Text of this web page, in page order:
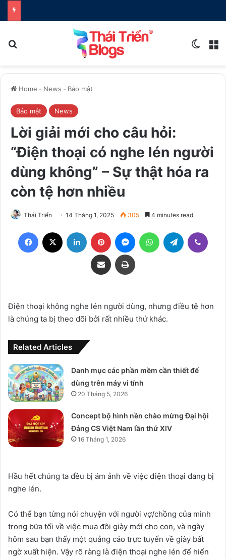
Home - News - Bảo mật
Bảo mật News
Lời giải mới cho câu hỏi:
“Điện thoại có nghe lén người
dùng không” – Sự thật hóa ra
còn tệ hơn nhiều
Thái Triển 14 Tháng 1, 2025 305 4 minutes read
Facebook LinkedIn Pinterest MessengerWhatsAppTelegram
Share via Email Print
Điện thoại không nghe lén người dùng, nhưng điều tệ hơn
là chúng ta bị theo dõi bởi rất nhiều thứ khác.
Related Articles
Danh mục các phần mềm cần thiết để
dùng trên máy vi tính
20 Tháng 5, 2026
Concept bộ hình nền chào mừng Đại hội
Đảng CS Việt Nam lần thứ XIV
16 Tháng 1, 2026
Hầu hết chúng ta đều bị ám ảnh về việc điện thoại đang bị
nghe lén.
Có thể bạn từng nói chuyện với người vợ/chồng của mình
trong bữa tối về việc mua đôi giày mới cho con, và ngày
hôm sau bạn thấy một quảng cáo trực tuyến về giày bất
ngờ xuất hiện. Vậy rõ ràng là điện thoại nghe lén để hiển